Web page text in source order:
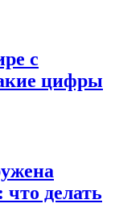
с
цифры
что делать